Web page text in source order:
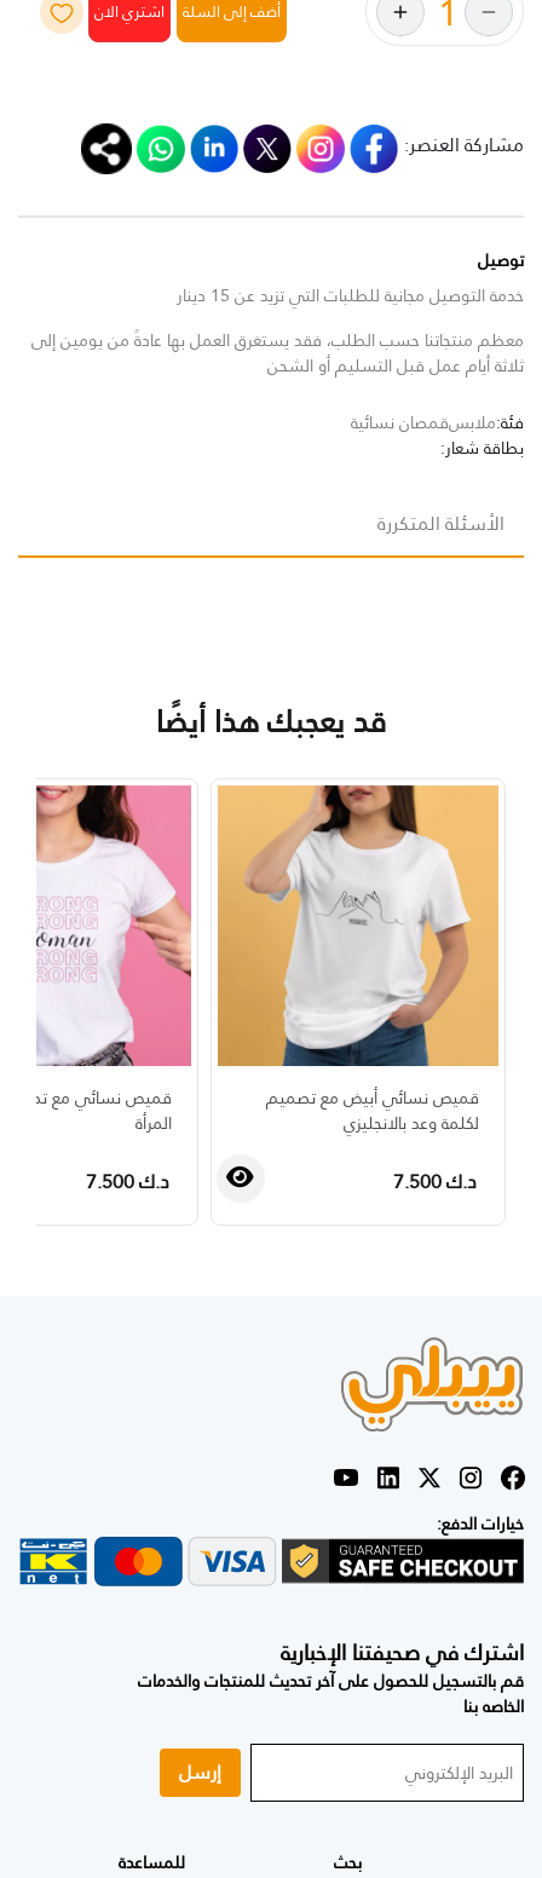
أضف إلى السلة
مشاركة العنصر:
توصيل
خدمة التوصيل مجانية للطلبات التي تزيد عن 15 دينار
معظم منتجاتنا حسب الطلب، فقد يستغرق العمل بها عادةً من يومين إلى
ثلاثة أيام عمل قبل التسليم أو الشحن
فئة:ملابسقمصان نسائية
بطاقة شعار:
الأسئلة المتكررة
قد يعجبك هذا أيضًا
قميص نسائي أبيض مع تصميم
لكلمة وعد بالانجليزي
د.ك 7.500
قميص نسائي مع
المرأة
د.ك 7.500
خيارات الدفع:
اشترك في صحيفتنا الإخبارية
قم بالتسجيل للحصول على آخر تحديث للمنتجات والخدمات
الخاصه بنا
إرسل
بحث للمساعدة